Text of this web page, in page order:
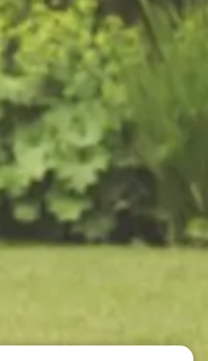
betrouwbare hovenier
Tuinen is uw
tuinonderhoud
en omgeving.
tuin wilt of uw
onze
tuin in Vaassen een
Offerte aanvragen